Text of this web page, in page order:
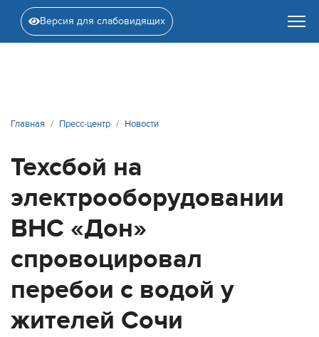
Версия для слабовидящих
Главная Пресс-центр Новости
Техсбой на
электрооборудовании
ВНС «Дон»
спровоцировал
перебои с водой у
жителей Сочи